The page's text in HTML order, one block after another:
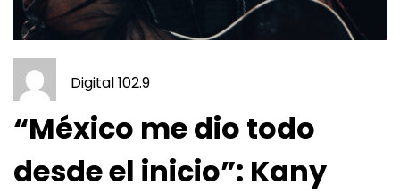
Digital 102.9
“México me dio todo
desde el inicio”: Kany